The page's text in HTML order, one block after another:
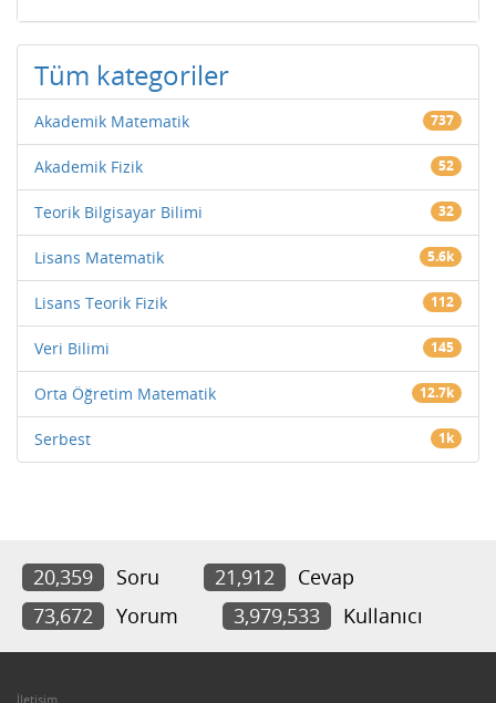
Tüm kategoriler
Akademik Matematik 737
Akademik Fizik 52
Teorik Bilgisayar Bilimi 32
Lisans Matematik 5.6k
Lisans Teorik Fizik 112
Veri Bilimi 145
Orta Öğretim Matematik 12.7k
Serbest 1k
20,359 Soru 21,912
Cevap
73,672
Yorum 3,979,533 Kullanıcı
İletişim